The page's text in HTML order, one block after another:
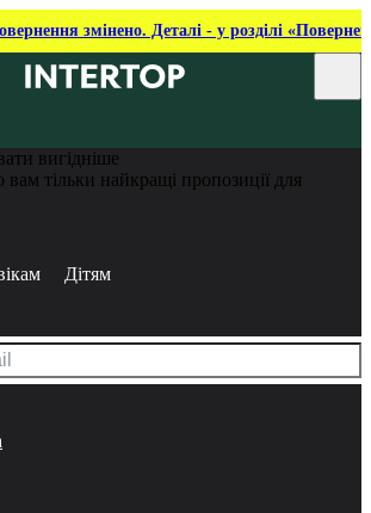
змінено. Деталі - у розділі
вигідніше
тільки найкращі пропозиції для
Дітям